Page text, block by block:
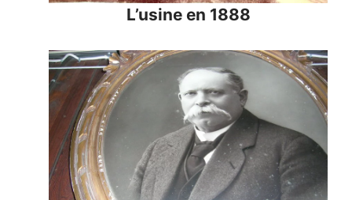
L’usine en 1888